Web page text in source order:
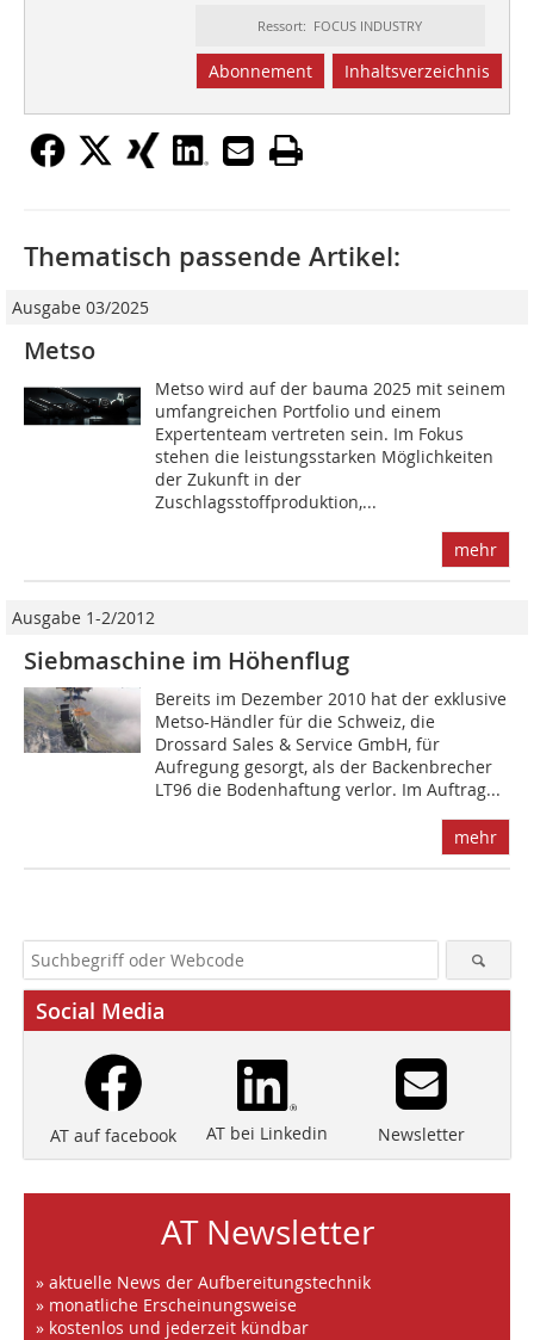
Ressort: FOCUS INDUSTRY
Abonnement Inhaltsverzeichnis
Thematisch passende Artikel:
Ausgabe 03/2025
Metso
Metso wird auf der bauma 2025 mit seinem
umfangreichen Portfolio und einem
Expertenteam vertreten sein. Im Fokus
stehen die leistungsstarken Möglichkeiten
der Zukunft in der
Zuschlagsstoffproduktion,...
mehr
Ausgabe 1-2/2012
Siebmaschine im Höhenflug
Bereits im Dezember 2010 hat der exklusive
Metso-Händler für die Schweiz, die
Drossard Sales & Service GmbH, für
Aufregung gesorgt, als der Backenbrecher
LT96 die Bodenhaftung verlor. Im Auftrag...
mehr
Social Media
AT auf facebook AT bei Linkedin Newsletter
AT Newsletter
» aktuelle News der Aufbereitungstechnik
» monatliche Erscheinungsweise
» kostenlos und jederzeit kündbar